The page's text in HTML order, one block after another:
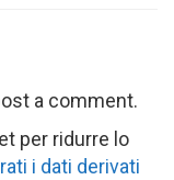
a comment.
per ridurre lo
i dati derivati